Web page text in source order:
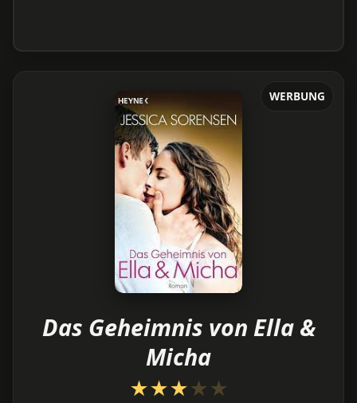
WERBUNG
Das Geheimnis von Ella &
Micha
★★★★★